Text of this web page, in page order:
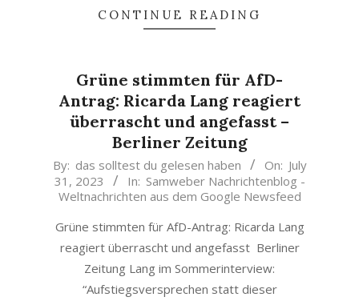
CONTINUE READING
Grüne stimmten für AfD-
Antrag: Ricarda Lang reagiert
überrascht und angefasst –
Berliner Zeitung
2023-
07-
31
By: das solltest du gelesen haben On: July
31, 2023
In: Samweber Nachrichtenblog -
Weltnachrichten aus dem Google Newsfeed
Grüne stimmten für AfD-Antrag: Ricarda Lang
reagiert überrascht und angefasst Berliner
Zeitung Lang im Sommerinterview:
“Aufstiegsversprechen statt dieser